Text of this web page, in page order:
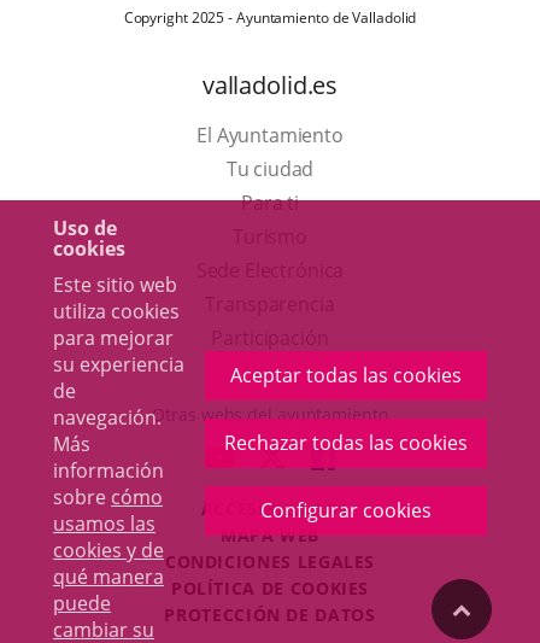
Uso de
cookies
Este sitio web
utiliza cookies
para mejorar
su experiencia
de
navegación.
Más
información
sobre cómo
usamos las
cookies y de
qué manera
puede
cambiar su
Aceptar todas las cookies
Rechazar todas las cookies
Configurar cookies
Copyright 2025 - Ayuntamiento de Valladolid
valladolid.es
El Ayuntamiento
Tu ciudad
Para ti
en
una
ventana
nueva.
aplicación
externa.
Otras webs del ayuntamiento
ENLACE
A
UNA
APLICACIÓN
EXTERNA.
ENLACE
A
UNA
APLICACIÓN
EXTERNA.
ENLACE
A
UNA
EXTERNA.
ACCESIBILIDAD
MAPA WEB
CONDICIONES LEGALES
POLÍTICA DE COOKIES
PROTECCIÓN DE DATOS
"Volver